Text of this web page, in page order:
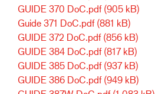
GUIDE 370 DoC.pdf (905 kB)
Guide 371 DoC.pdf (881 kB)
GUIDE 372 DoC.pdf (856 kB)
GUIDE 384 DoC.pdf (817 kB)
GUIDE 385 DoC.pdf (937 kB)
GUIDE 386 DoC.pdf (949 kB)